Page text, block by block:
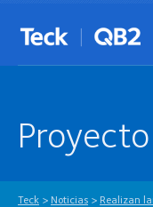
Proyecto
Teck > Noticias > Realizan